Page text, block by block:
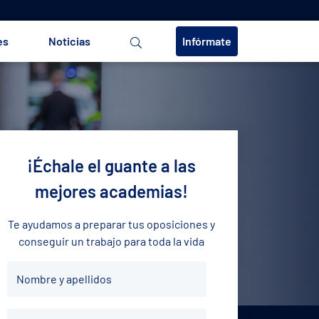
Noticias Infórmate
¡Échale el guante a las
mejores academias!
Te ayudamos a preparar tus oposiciones y
conseguir un trabajo para toda la vida
Nombre y apellidos